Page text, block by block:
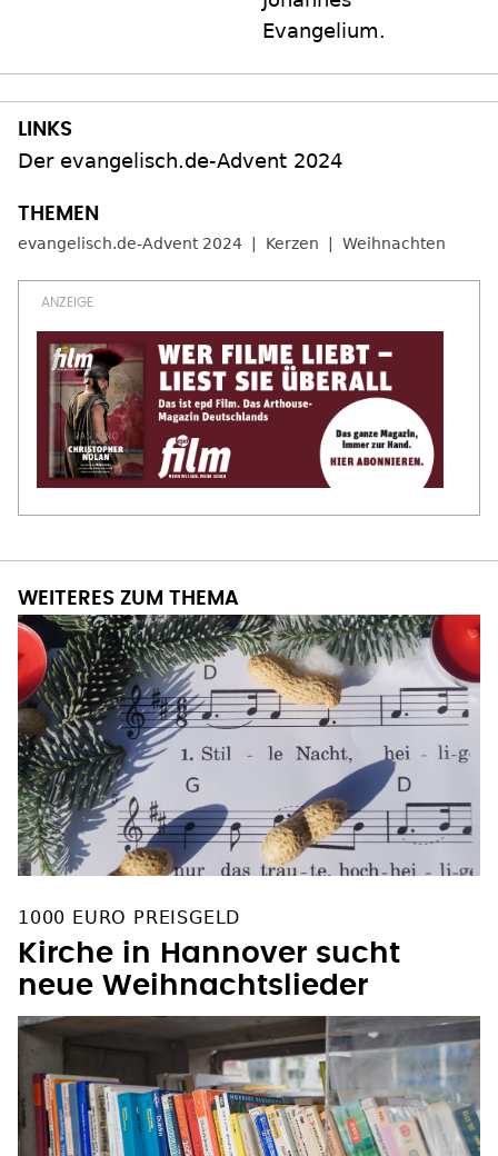
Evangelium.
Der evangelisch.de-Advent 2024
evangelisch.de-Advent 2024 Kerzen Weihnachten
Kirche in Hannover sucht
neue Weihnachtslieder